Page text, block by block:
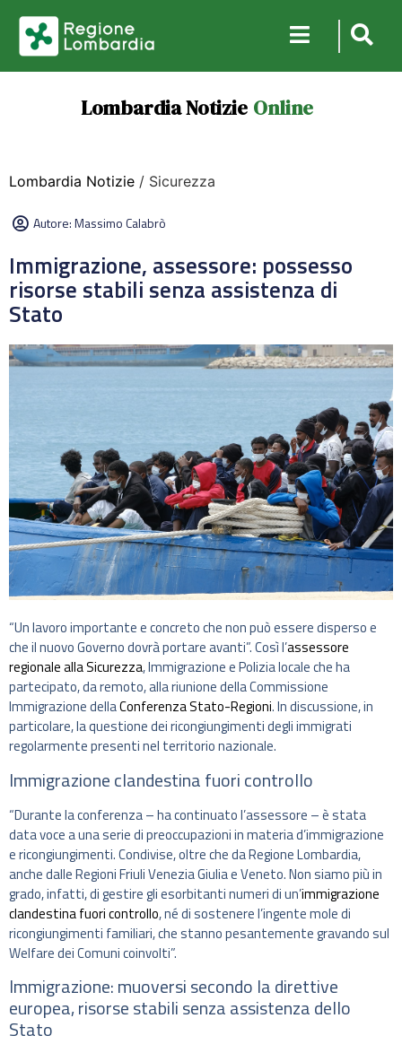
Lombardia Notizie Online
Lombardia Notizie / Sicurezza
Autore:Massimo Calabrò
Immigrazione, assessore: possesso
risorse stabili senza assistenza di
Stato
“Un lavoro importante e concreto che non può essere disperso e
che il nuovo Governo dovrà portare avanti”. Così l’assessore
regionale alla Sicurezza, Immigrazione e Polizia locale che ha
partecipato, da remoto, alla riunione della Commissione
Immigrazione dellaConferenza Stato-Regioni. In discussione, in
particolare, la questione dei ricongiungimenti degli immigrati
regolarmente presenti nel territorio nazionale.
Immigrazione clandestina fuori controllo
“Durante la conferenza – ha continuato l’assessore – è stata
data voce a una serie di preoccupazioni in materia d’immigrazione
e ricongiungimenti. Condivise, oltre che da Regione Lombardia,
anche dalle Regioni Friuli Venezia Giulia e Veneto. Non siamo più in
grado, infatti, di gestire gli esorbitanti numeri di un’immigrazione
clandestina fuori controllo, né di sostenere l’ingente mole di
ricongiungimenti familiari, che stanno pesantemente gravando sul
Welfare dei Comuni coinvolti”.
Immigrazione: muoversi secondo la direttive
europea, risorse stabili senza assistenza dello
Stato